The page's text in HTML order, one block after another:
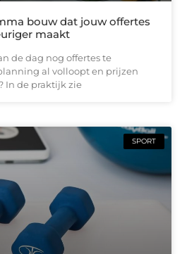
bouw dat jouw offertes
maakt
de dag nog offertes te
al volloopt en prijzen
In de praktijk zie
SPORT